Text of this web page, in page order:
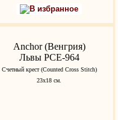
В избранное
Anchor (Венгрия)
Львы PCE-964
Счетный крест (Counted Cross Stitch)
23х18 см.